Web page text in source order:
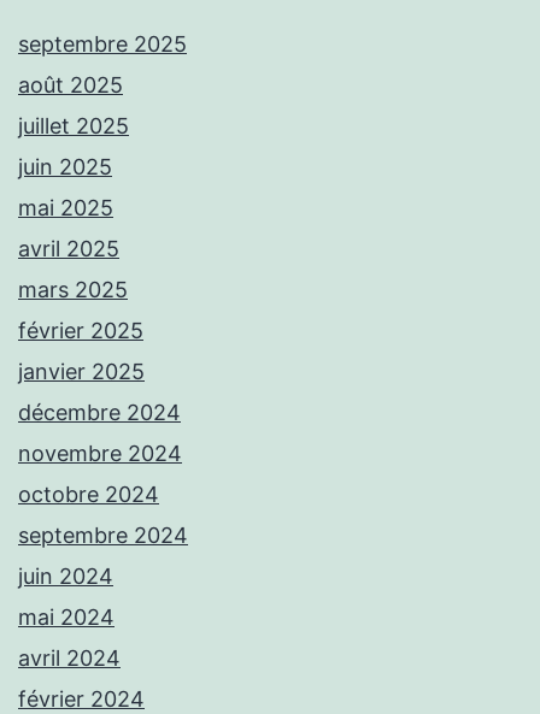
septembre 2025
août 2025
juillet 2025
juin 2025
mai 2025
avril 2025
mars 2025
février 2025
janvier 2025
décembre 2024
novembre 2024
octobre 2024
septembre 2024
juin 2024
mai 2024
avril 2024
février 2024